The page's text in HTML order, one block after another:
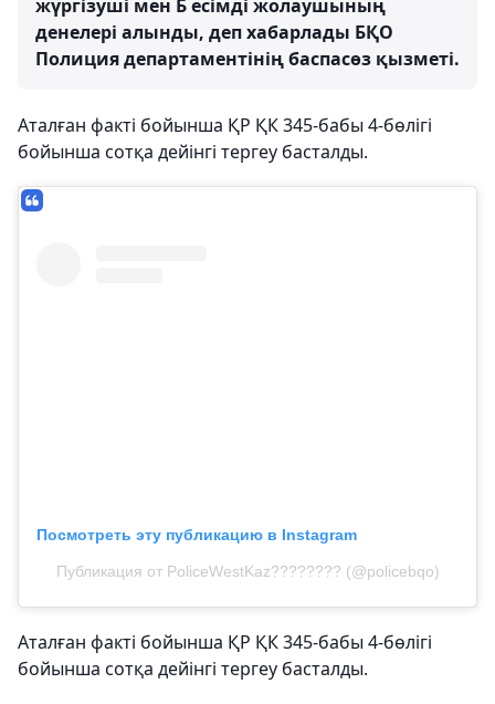
жүргізуші мен Б есімді жолаушының
денелері алынды, деп хабарлады БҚО
Полиция департаментінің баспасөз қызметі.
Аталған факті бойынша ҚР ҚК 345-бабы 4-бөлігі
бойынша сотқа дейінгі тергеу басталды.
Посмотреть эту публикацию в Instagram
Публикация от PoliceWestKaz???????? (@policebqo)
Аталған факті бойынша ҚР ҚК 345-бабы 4-бөлігі
бойынша сотқа дейінгі тергеу басталды.